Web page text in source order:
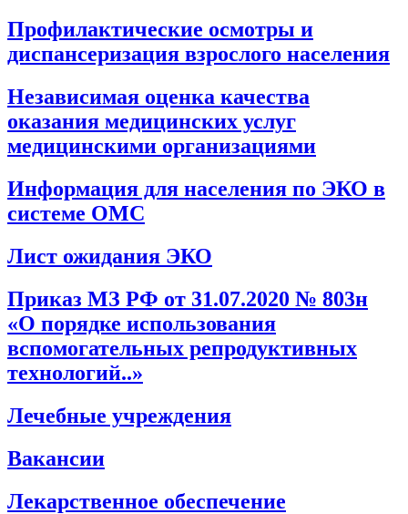
Профилактические осмотры и
диспансеризация взрослого населения
Независимая оценка качества
оказания медицинских услуг
медицинскими организациями
Информация для населения по ЭКО в
системе ОМС
Лист ожидания ЭКО
Приказ МЗ РФ от 31.07.2020 № 803н
«О порядке использования
вспомогательных репродуктивных
технологий..»
Лечебные учреждения
Вакансии
Лекарственное обеспечение